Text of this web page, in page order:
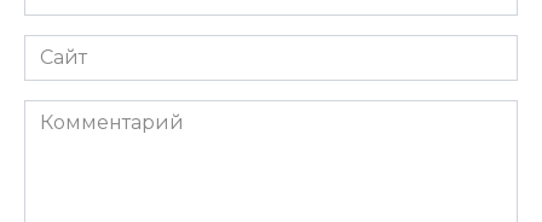
Сайт
Комментарий